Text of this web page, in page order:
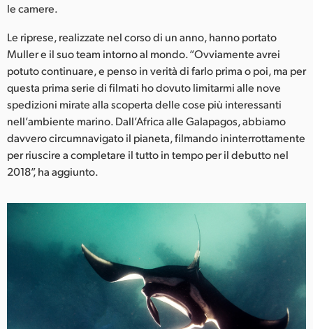
le camere.
Le riprese, realizzate nel corso di un anno, hanno portato
Muller e il suo team intorno al mondo. “Ovviamente avrei
potuto continuare, e penso in verità di farlo prima o poi, ma per
questa prima serie di filmati ho dovuto limitarmi alle nove
spedizioni mirate alla scoperta delle cose più interessanti
nell’ambiente marino. Dall’Africa alle Galapagos, abbiamo
davvero circumnavigato il pianeta, filmando ininterrottamente
per riuscire a completare il tutto in tempo per il debutto nel
2018”, ha aggiunto.